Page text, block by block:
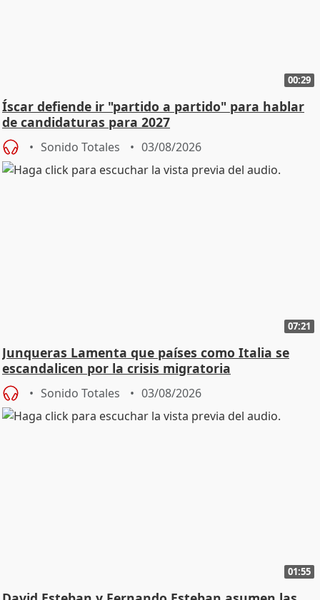
00:29
Íscar defiende ir "partido a partido" para hablar
de candidaturas para 2027
Sonido Totales 03/08/2026
07:21
Junqueras Lamenta que países como Italia se
escandalicen por la crisis migratoria
Sonido Totales 03/08/2026
01:55